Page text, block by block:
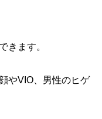
きます。
やVIO、男性のヒゲ